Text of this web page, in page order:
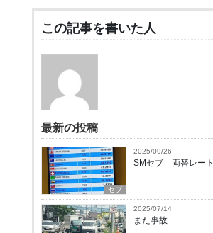
この記事を書いた人
最新の投稿
セブ
2025/09/26
SMセブ 両替レート
2025/07/14
また事故